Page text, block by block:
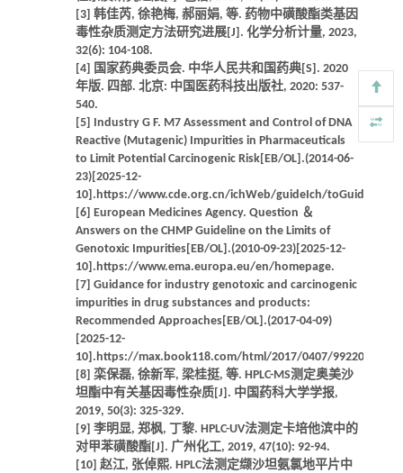
[3] 韩佳芮, 徐艳梅, 郝丽娟, 等. 药物中磺酸酯类基因
毒性杂质测定方法研究进展[J]. 化学分析计量, 2023,
32(6): 104-108.
[4] 国家药典委员会. 中华人民共和国药典[S]. 2020
年版. 四部. 北京: 中国医药科技出版社, 2020: 537-
540.
[5] Industry G F. M7 Assessment and Control of DNA
Reactive (Mutagenic) Impurities in Pharmaceuticals
to Limit Potential Carcinogenic Risk[EB/OL].(2014-06-
23)[2025-12-
10].https://www.cde.org.cn/ichWeb/guideIch/toGuideIch/
[6] European Medicines Agency. Question ＆
Answers on the CHMP Guideline on the Limits of
Genotoxic Impurities[EB/OL].(2010-09-23)[2025-12-
10].https://www.ema.europa.eu/en/homepage.
[7] Guidance for industry genotoxic and carcinogenic
impurities in drug substances and products:
Recommended Approaches[EB/OL].(2017-04-09)
[2025-12-
10].https://max.book118.com/html/2017/0407/
[8] 栾保磊, 徐新军, 梁桂挺, 等. HPLC-MS测定奥美沙
坦酯中有关基因毒性杂质[J]. 中国药科大学学报,
2019, 50(3): 325-329.
[9] 李明显, 郑枫, 丁黎. HPLC-UV法测定卡培他滨中的
对甲苯磺酸酯[J]. 广州化工, 2019, 47(10): 92-94.
[10] 赵江, 张倬熙. HPLC法测定缬沙坦氨氯地平片中